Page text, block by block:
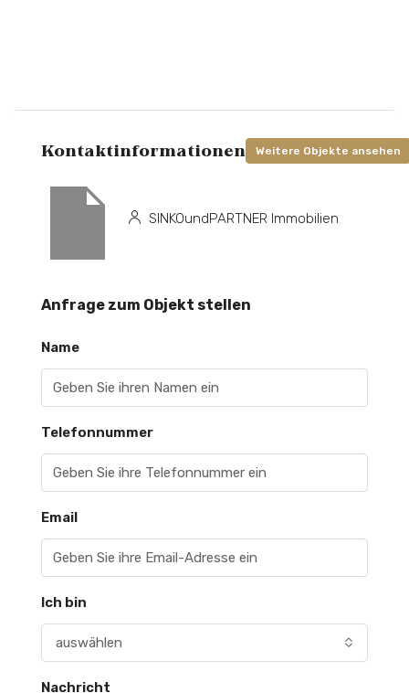
Kontaktinformationen Weitere Objekte ansehen
SINKOundPARTNER Immobilien
Anfrage zum Objekt stellen
Name
Telefonnummer
Email
Ich bin
auswählen
Nachricht